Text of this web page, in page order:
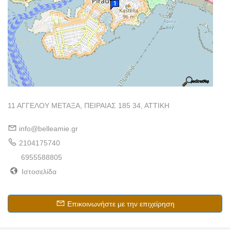
11 ΑΓΓΕΛΟΥ ΜΕΤΑΞΑ, ΠΕΙΡΑΙΑΣ 185 34, ΑΤΤΙΚΗ
info@belleamie.gr
2104175740
6955588805
Ιστοσελίδα
Επικοινωνήστε με την επιχείρηση